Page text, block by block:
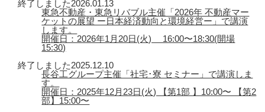
終了しました2026.01.13
東急不動産・東急リバブル主催「2026年 不動産マー
ケットの展望 ー日本経済動向と環境経営ー」で講演
します。
開催日：2026年1月20日(火) 16:00〜18:30(開場
15:30)
終了しました2025.12.10
長谷工グループ主催「社宅･寮 セミナー」で講演しま
す。
開催日：2025年12月23日(火) 【第1部 】10:00〜 【第2
部】15:00〜